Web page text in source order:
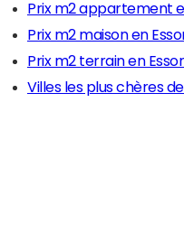
Prix m2 appartement
Prix m2 maison en
Prix m2 terrain en
Villes les plus chères